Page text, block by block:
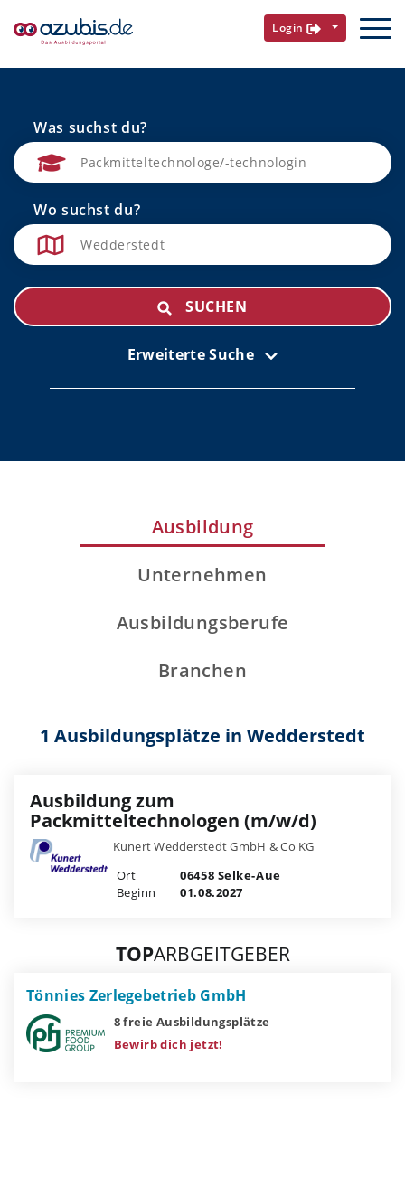
Login
Was suchst du?
Wo suchst du?
SUCHEN
Erweiterte Suche
Ausbildung
Unternehmen
Ausbildungsberufe
Branchen
1 Ausbildungsplätze in Wedderstedt
Ausbildung zum
Packmitteltechnologen (m/w/d)
Kunert Wedderstedt GmbH & Co KG
Ort
06458 Selke-Aue
Beginn
01.08.2027
TOPARBGEITGEBER
Tönnies Zerlegebetrieb GmbH
8 freie Ausbildungsplätze
Bewirb dich jetzt!